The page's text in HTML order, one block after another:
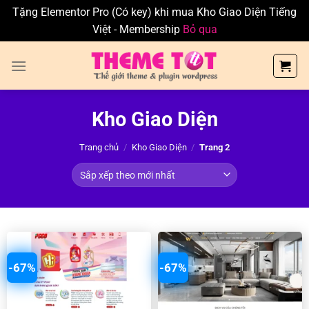
Tặng Elementor Pro (Có key) khi mua Kho Giao Diện Tiếng
Việt - Membership Bỏ qua
Kho Giao Diện
Trang chủ / Kho Giao Diện / Trang 2
-67% -67%